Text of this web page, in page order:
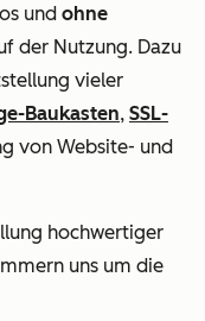
und ohne
der Nutzung. Dazu
vieler
Baukasten, SSL-
von Website- und
hochwertiger
uns um die